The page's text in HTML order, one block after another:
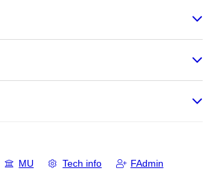
MU Tech info FAdmin